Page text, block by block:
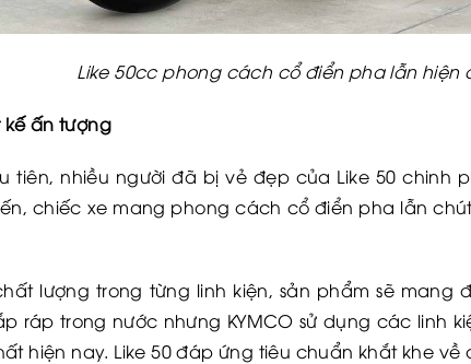
Like 50cc phong cách cổ điển pha lẫn hiện
kế ấn tượng
tiên, nhiều người đã bị vẻ đẹp của Like 50 chinh
chiếc xe mang phong cách cổ điển pha lẫn
lượng trong từng linh kiện, sản phẩm sẽ mang
ráp trong nước nhưng KYMCO sử dụng các linh
hiện nay. Like 50 đáp ứng tiêu chuẩn khắt khe